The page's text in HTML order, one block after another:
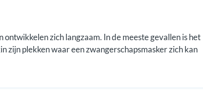
zich langzaam. In de meeste gevallen is het
zijn plekken waar een zwangerschapsmasker zich kan